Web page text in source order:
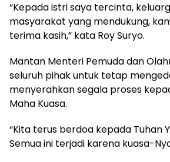
“Kepada istri saya tercinta,
masyarakat yang mendukung,
terima kasih,” kata Roy Suryo.
Mantan Menteri Pemuda dan
seluruh pihak untuk tetap
menyerahkan segala proses
Maha Kuasa.
“Kita terus berdoa kepada Tuhan
Semua ini terjadi karena kuasa-